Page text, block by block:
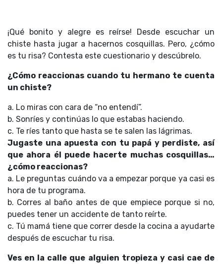
¡Qué bonito y alegre es reírse! Desde escuchar un
chiste hasta jugar a hacernos cosquillas. Pero, ¿cómo
es tu risa? Contesta este cuestionario y descúbrelo.
¿Cómo reaccionas cuando tu hermano te cuenta
un chiste?
a. Lo miras con cara de “no entendí”.
b. Sonríes y continúas lo que estabas haciendo.
c. Te ríes tanto que hasta se te salen las lágrimas.
Jugaste una apuesta con tu papá y perdiste, así
que ahora él puede hacerte muchas cosquillas…
¿cómo reaccionas?
a. Le preguntas cuándo va a empezar porque ya casi es
hora de tu programa.
b. Corres al baño antes de que empiece porque si no,
puedes tener un accidente de tanto reírte.
c. Tú mamá tiene que correr desde la cocina a ayudarte
después de escuchar tu risa.
Ves en la calle que alguien tropieza y casi cae de